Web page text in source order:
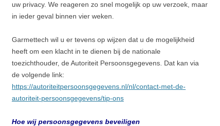
uw privacy. We reageren zo snel mogelijk op uw verzoek, maar
in ieder geval binnen vier weken.
Garmettech wil u er tevens op wijzen dat u de mogelijkheid
heeft om een klacht in te dienen bij de nationale
toezichthouder, de Autoriteit Persoonsgegevens. Dat kan via
de volgende link:
https://autoriteitpersoonsgegevens.nl/nl/contact-met-de-
autoriteit-persoonsgegevens/tip-ons
Hoe wij persoonsgegevens beveiligen